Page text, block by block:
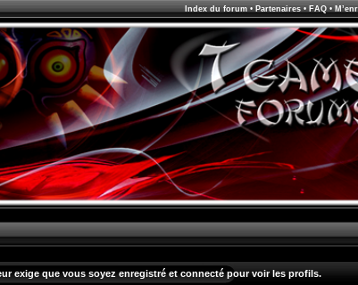
Index du forum• Partenaires• FAQ•
exige que vous soyez enregistré et connecté pour voir les profils.